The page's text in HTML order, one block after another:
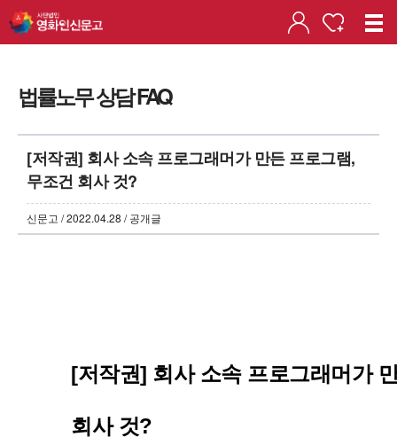
법률노무 상담 FAQ
[저작권] 회사 소속 프로그래머가 만든 프로그램,
무조건 회사 것?
신문고 / 2022.04.28 / 공개글
[저작권] 회사 소속 프로그래머가
회사 것?